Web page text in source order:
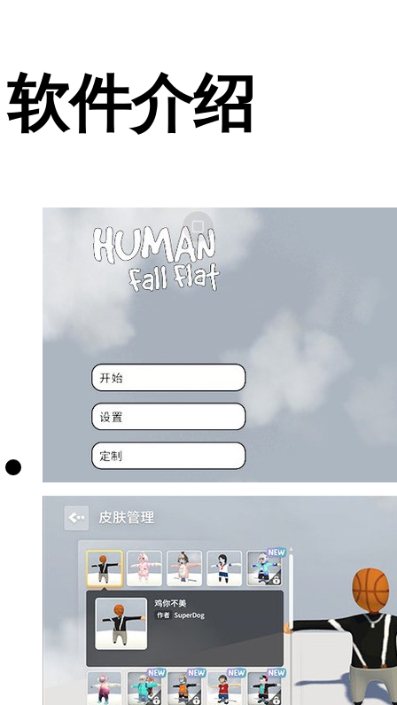
软件介绍